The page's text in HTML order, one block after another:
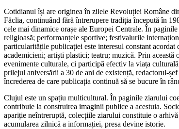
Cotidianul își are originea în zilele Revoluției Române
Făclia, continuând fără întrerupere tradiția începută în
cele mai dinamice orașe ale Europei Centrale. În
religioasă; performanțele sportive; festivalurile
particularitățile publicației este interesul constant
academicieni; artiști plastici; teatru; muzică. Prin
evenimente culturale, ci participă efectiv la viața
prilejul aniversării a 30 de ani de existență, redactorul-
încrederea de care publicația continuă să se bucure în
Clujul este un spațiu multicultural. În paginile ziarului
contribuie la construirea imaginii publice a acestuia.
apariție neîntreruptă, colecțiile ziarului constituie o
acumularea zilnică a informației, presa devine istorie.